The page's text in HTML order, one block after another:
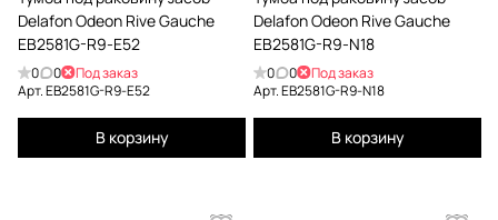
Delafon Odeon Rive Gauche
EB2581G-R9-E52
0 0
Под заказ
Арт.EB2581G-R9-E52
В корзину
Delafon Odeon Rive Gauche
EB2581G-R9-N18
0 0
Под заказ
Арт.EB2581G-R9-N18
В корзину